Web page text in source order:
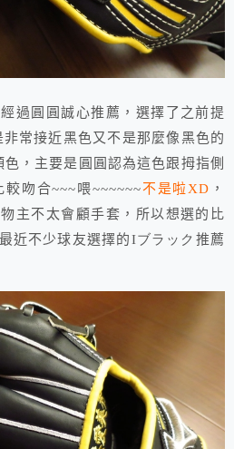
圓圓誠心推薦，選擇了之前提
非常接近黑色又不是那麼像黑色的
，主要是圓圓認為這色跟拇指側
較吻合~~~喂~~~~~~不是啦XD ，
主不太會顧手套，所以想選的比
近不少球友選擇的Iブラック 推薦